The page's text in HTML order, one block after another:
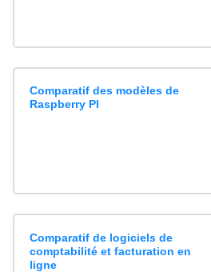
Comparatif des modèles de
Raspberry PI
Comparatif de logiciels de
comptabilité et facturation en
ligne